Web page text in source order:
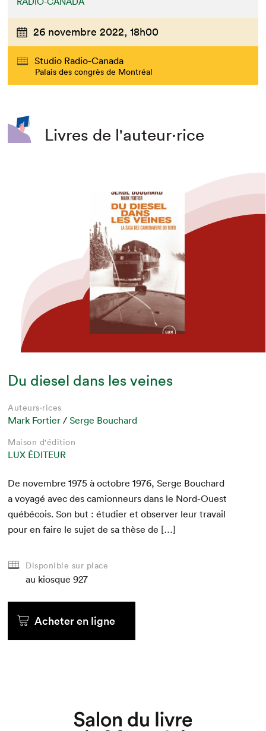
Que cherchez-vous?
26 novembre 2022, 18h00
Studio Radio-Canada
Palais des congrès de Montréal
Livres de l'auteur·rice
Du diesel dans les veines
Auteurs·rices
Mark Fortier /Serge Bouchard
Maison d'édition
LUX ÉDITEUR
De novem­bre1975 à octo­bre1976, Serge Bouchard
a voy­agé avec des camion­neurs dans le Nord-Ouest
québé­cois. Son but : étudi­er et observ­er leur tra­vail
pour en faire le sujet de sa thèse de […]
Disponible sur place
au kiosque 927
Acheter en ligne